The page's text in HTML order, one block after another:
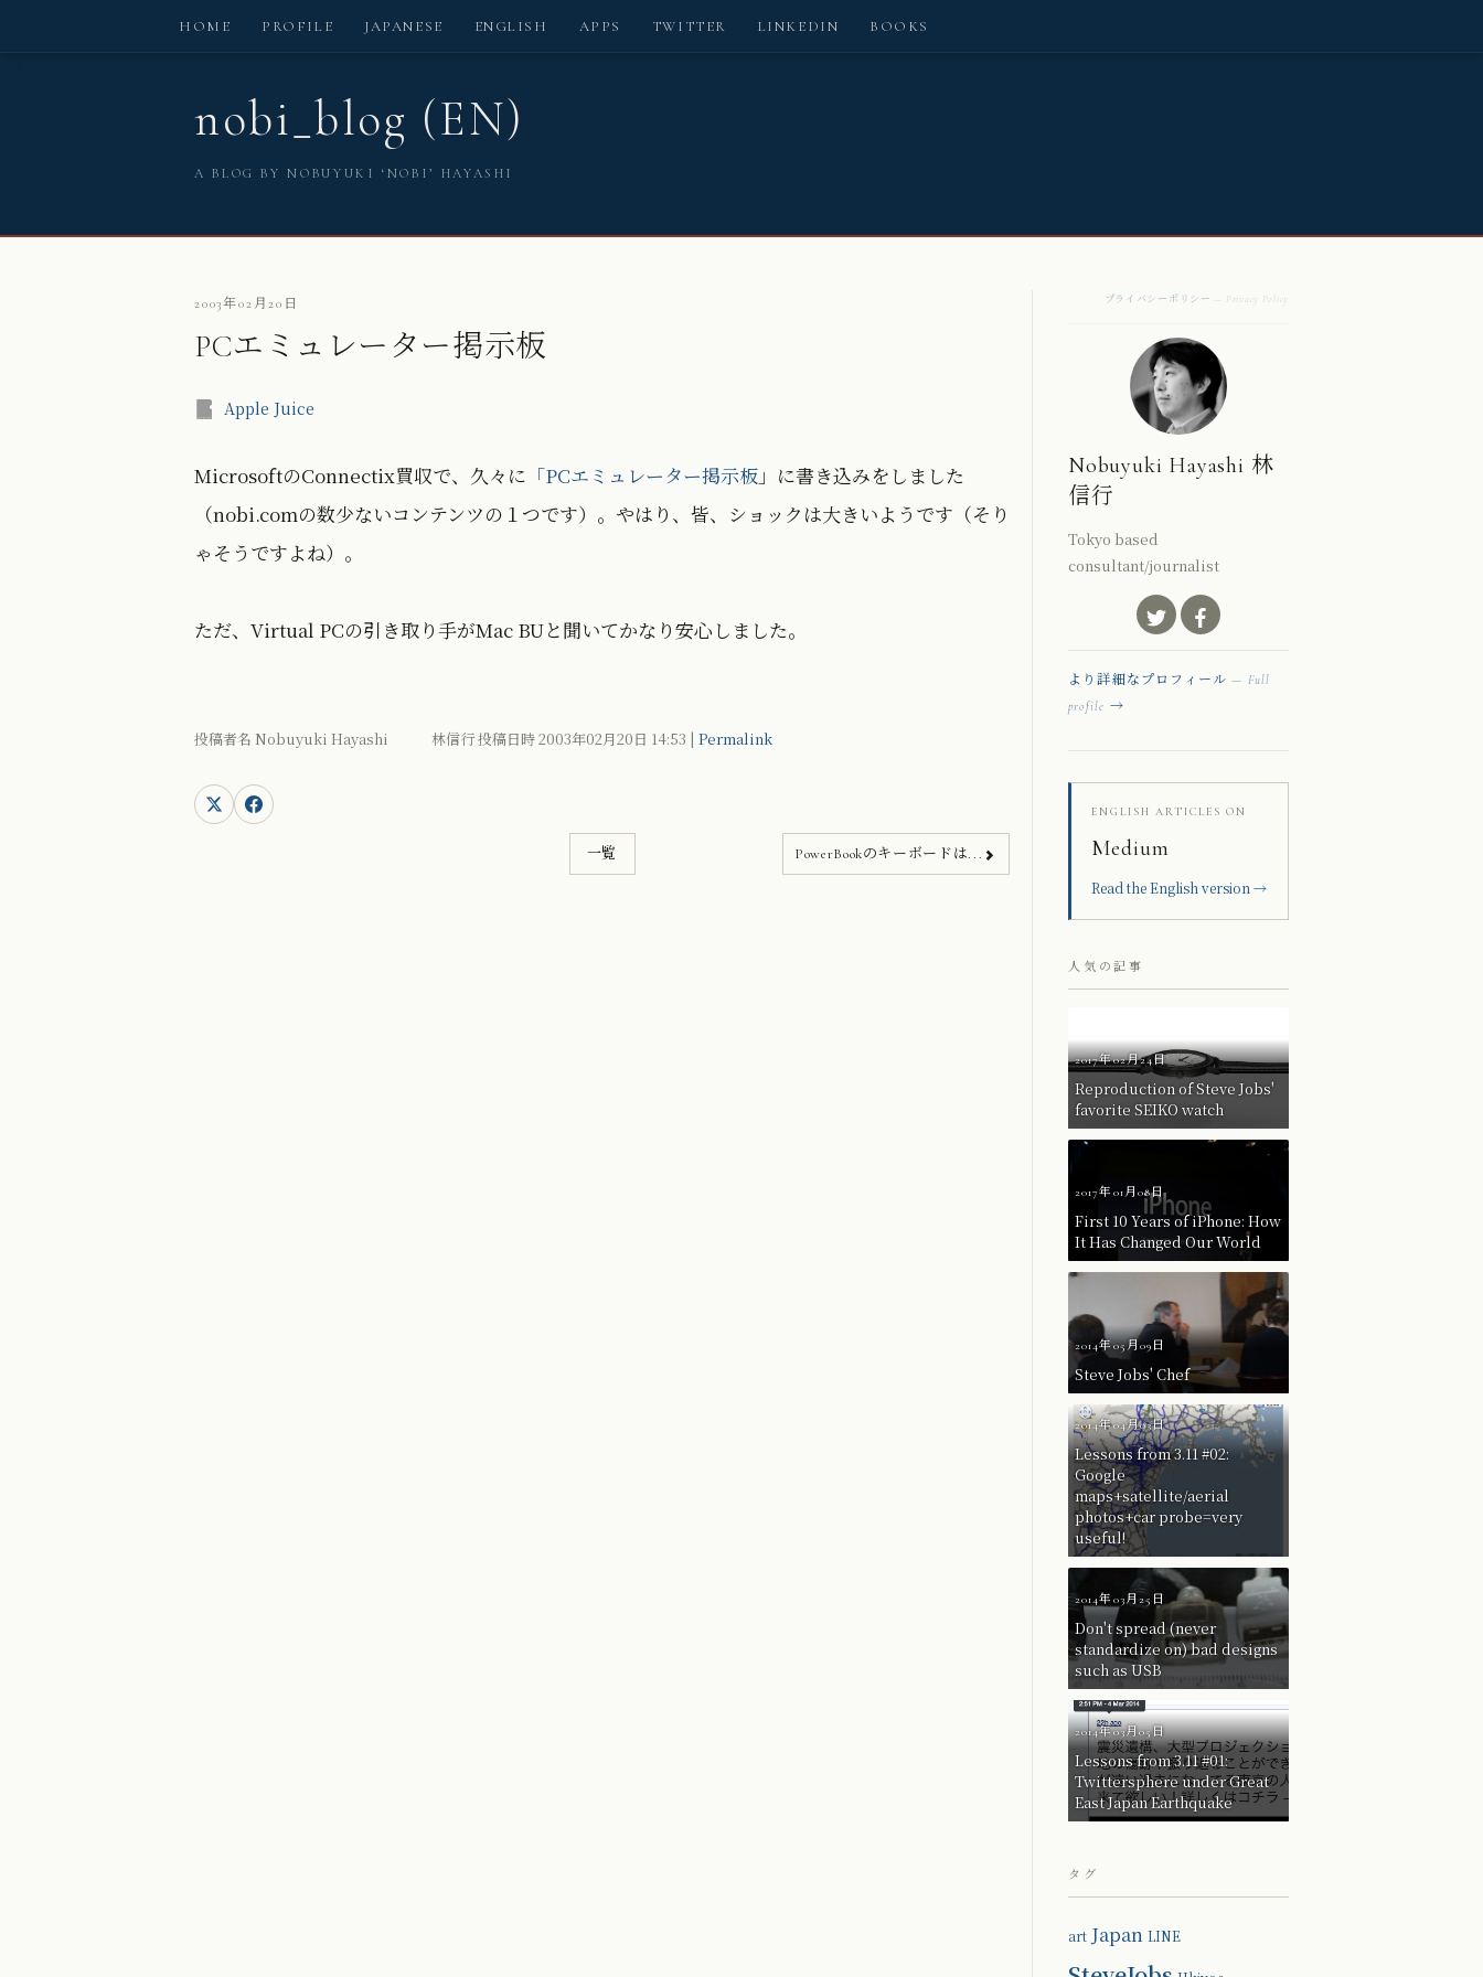
nobi_blog (EN)
A BLOG BY NOBUYUKI ‘NOBI’ HAYASHI
HOME PROFILE JAPANESE ENGLISH APPS TWITTER LINKEDIN BOOKS
2003年02月20日
PCエミュレーター掲示板
Apple Juice
MicrosoftのConnectix買収で、久々に 「PCエミュレーター掲示板 」に書き込みをしました
（nobi.comの数少ないコンテンツの１つです）。やはり、皆、ショックは大きいようです（そり
ゃそうですよね）。
ただ、Virtual PCの引き取り手がMac BUと聞いてかなり安心しました。
投稿者名 Nobuyuki Hayashi 林信行 投稿日時 2003年02月20日 14:53 | Permalink
PowerBookのキーボードは...
一覧
プライバシーポリシー — Privacy Policy
Nobuyuki Hayashi 林
信行
Tokyo based
consultant/journalist
より詳細なプロフィール— Full
profile →
ENGLISH ARTICLES ON
Medium
Read the English version →
人気の記事
2017年02月24日
Reproduction of Steve Jobs'
favorite SEIKO watch
2017年01月08日
First 10 Years of iPhone: How
It Has Changed Our World
2014年05月09日
Steve Jobs' Chef
2014年04月03日
Lessons from 3.11 #02:
Google
maps+satellite/aerial
photos+car probe=very
useful!
2014年03月25日
Don't spread (never
standardize on) bad designs
such as USB
2014年03月05日
Lessons from 3.11 #01:
Twittersphere under Great
East Japan Earthquake
タグ
art Japan LINE